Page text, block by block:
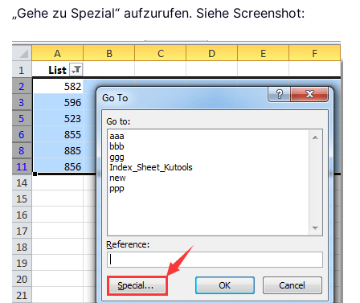
„Gehe zu Spezial“ aufzurufen. Siehe Screenshot: